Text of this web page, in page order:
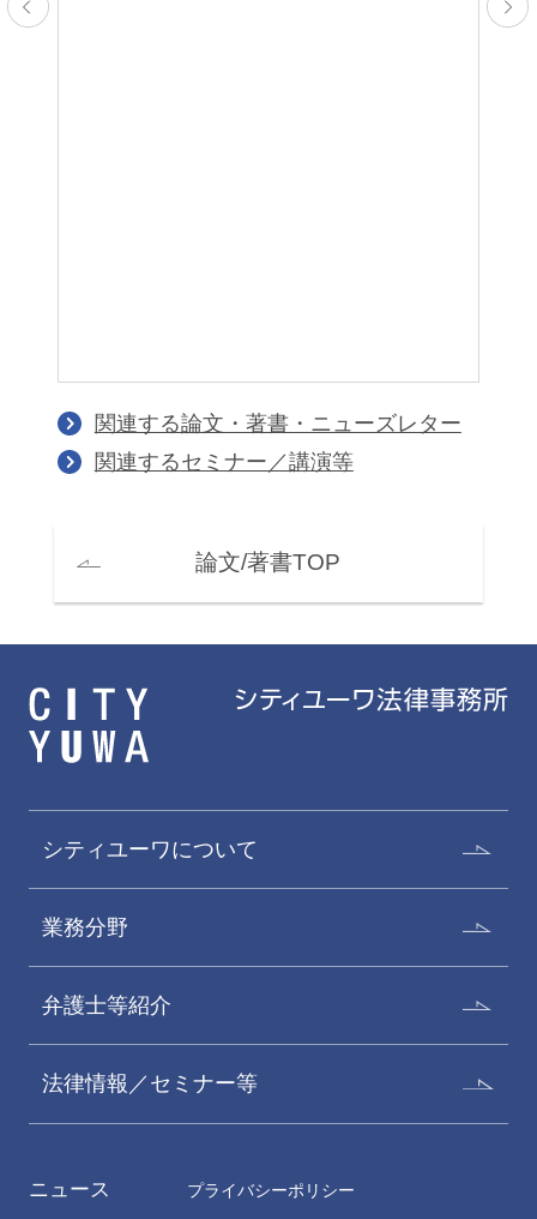
業
関連する論文・著書・ニューズレター
関連するセミナー／講演等
論文/著書TOP
シティユーワについて
業務分野
弁護士等紹介
法律情報／セミナー等
ニュース プライバシーポリシー